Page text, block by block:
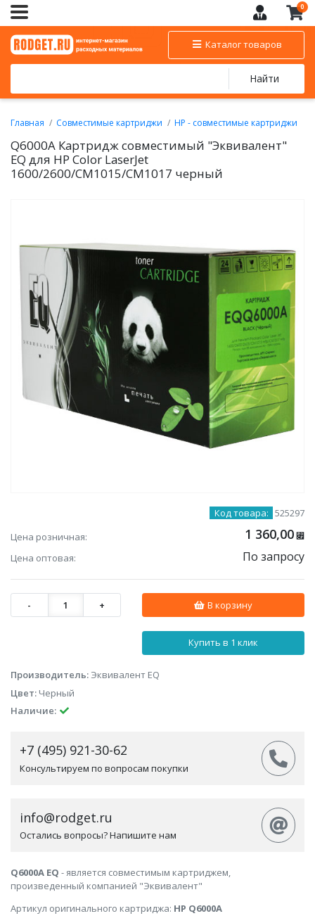
0
Каталог товаров
Найти
Главная Совместимые картриджи
HP - совместимые картриджи
Q6000A Картридж совместимый "Эквивалент"
EQ для HP Color LaserJet
1600/2600/CM1015/CM1017 черный
Код товара: 525297
Цена розничная:
1 360,00 ⃏
Цена оптовая: По запросу
- 1 + В корзину
Купить в 1 клик
Производитель: Эквивалент EQ
Цвет: Черный
Наличие:
+7 (495) 921-30-62
Консультируем по вопросам покупки
info@rodget.ru
Остались вопросы? Напишите нам
Q6000A EQ - является совместимым картриджем,
произведенный компанией "Эквивалент"
Артикул оригинального картриджа: HP Q6000A